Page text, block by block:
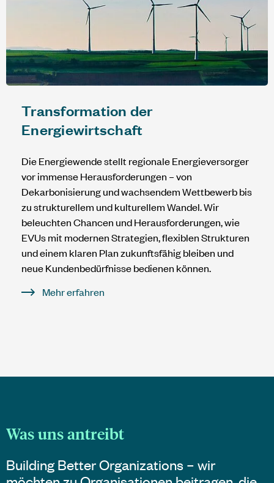
Transformation der
Energiewirtschaft
Die Energiewende stellt regionale Energieversorger
vor immense Herausforderungen – von
Dekarbonisierung und wachsendem Wettbewerb bis
zu strukturellem und kulturellem Wandel. Wir
beleuchten Chancen und Herausforderungen, wie
EVUs mit modernen Strategien, flexiblen Strukturen
und einem klaren Plan zukunftsfähig bleiben und
neue Kundenbedürfnisse bedienen können.
Mehr erfahren
Was uns antreibt
Building Better Organizations – wir